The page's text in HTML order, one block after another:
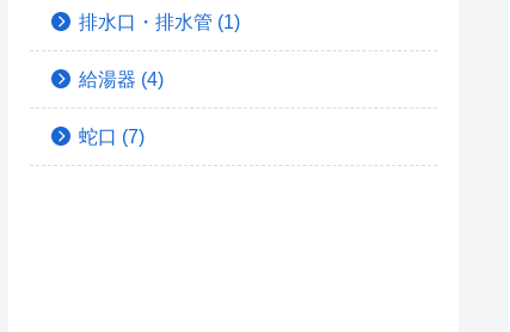
排水口・排水管 (1)
給湯器 (4)
蛇口 (7)